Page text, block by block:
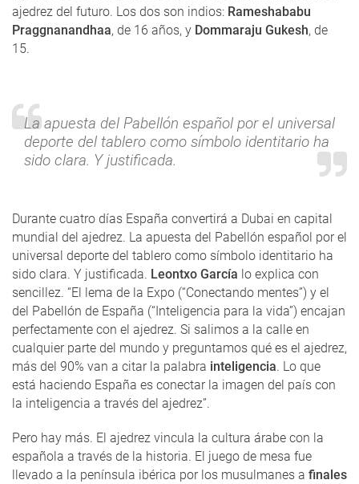
ajedrez del futuro. Los dos son indios: Rameshababu
Praggnanandhaa, de 16 años, y Dommaraju Gukesh, de
15.
La apuesta del Pabellón español por el universal
deporte del tablero como símbolo identitario ha
sido clara. Y justificada.
Durante cuatro días España convertirá a Dubai en capital
mundial del ajedrez. La apuesta del Pabellón español por el
universal deporte del tablero como símbolo identitario ha
sido clara. Y justificada. Leontxo García lo explica con
sencillez. “El lema de la Expo (“Conectando mentes”) y el
del Pabellón de España (“Inteligencia para la vida”) encajan
perfectamente con el ajedrez. Si salimos a la calle en
cualquier parte del mundo y preguntamos qué es el ajedrez,
más del 90% van a citar la palabra inteligencia. Lo que
está haciendo España es conectar la imagen del país con
la inteligencia a través del ajedrez”.
Pero hay más. El ajedrez vincula la cultura árabe con la
española a través de la historia. El juego de mesa fue
llevado a la península ibérica por los musulmanes a finales